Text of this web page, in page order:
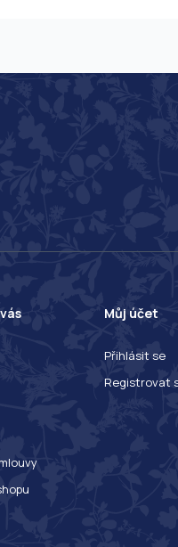
Můj účet
Přihlásit se
Registrovat